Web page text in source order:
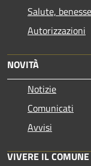
Salute,
Autorizzazioni
NOVITÀ
Notizie
Comunicati
Avvisi
VIVERE IL COMUNE